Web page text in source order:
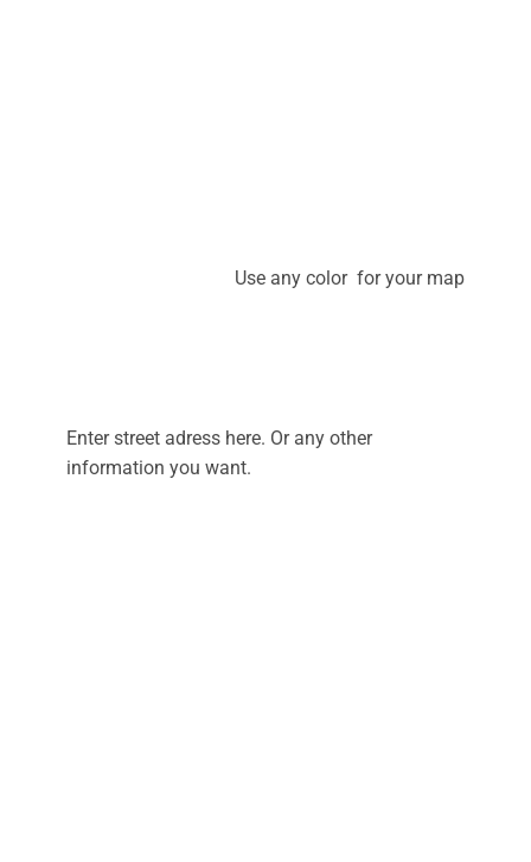
Use any color for your map
Enter street adress here. Or any other
information you want.